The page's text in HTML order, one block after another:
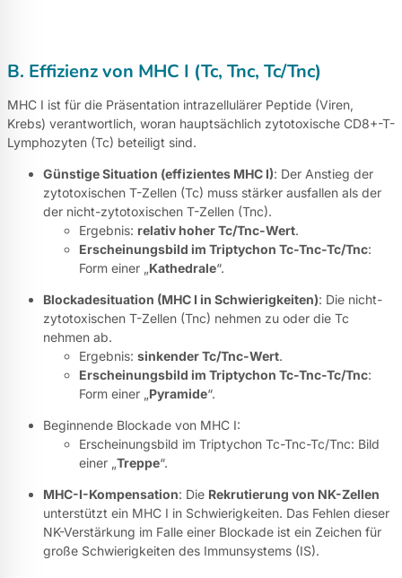
B. Effizienz von MHC I (Tc, Tnc, Tc/Tnc)
MHC I ist für die Präsentation intrazellulärer Peptide (Viren,
Krebs) verantwortlich, woran hauptsächlich zytotoxische CD8+-T-
Lymphozyten (Tc) beteiligt sind.
Günstige Situation (effizientes MHC I): Der Anstieg der
zytotoxischen T-Zellen (Tc) muss stärker ausfallen als der
der nicht-zytotoxischen T-Zellen (Tnc).
Ergebnis: relativ hoher Tc/Tnc-Wert.
Erscheinungsbild im Triptychon Tc-Tnc-Tc/Tnc:
Form einer „Kathedrale“.
Blockadesituation (MHC I in Schwierigkeiten): Die nicht-
zytotoxischen T-Zellen (Tnc) nehmen zu oder die Tc
nehmen ab.
Ergebnis: sinkender Tc/Tnc-Wert.
Erscheinungsbild im Triptychon Tc-Tnc-Tc/Tnc:
Form einer „Pyramide“.
Beginnende Blockade von MHC I:
Erscheinungsbild im Triptychon Tc-Tnc-Tc/Tnc: Bild
einer „Treppe“.
MHC-I-Kompensation: Die Rekrutierung von NK-Zellen
unterstützt ein MHC I in Schwierigkeiten. Das Fehlen dieser
NK-Verstärkung im Falle einer Blockade ist ein Zeichen für
große Schwierigkeiten des Immunsystems (IS).